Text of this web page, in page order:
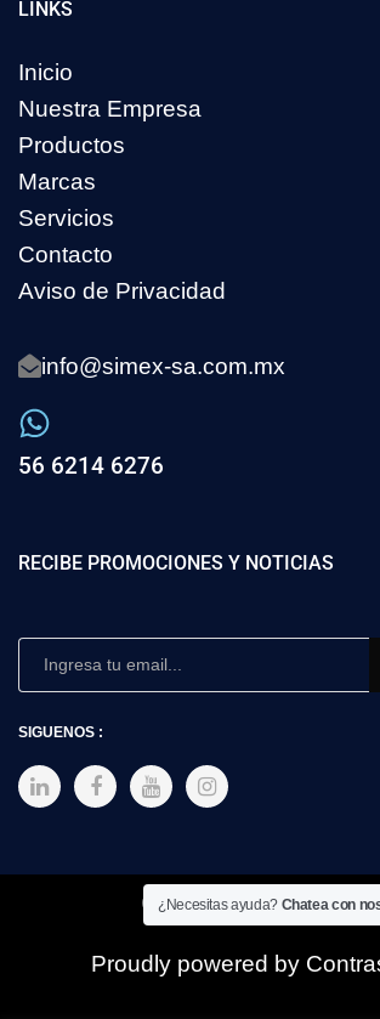
LINKS
Inicio
Nuestra Empresa
Productos
Marcas
Servicios
Contacto
Aviso de Privacidad
info@simex-sa.com.mx
56 6214 6276
RECIBE PROMOCIONES Y NOTICIAS
SIGUENOS :
Copyright © 2025
Proudly powered by
¿Necesitas ayuda? Chatea con